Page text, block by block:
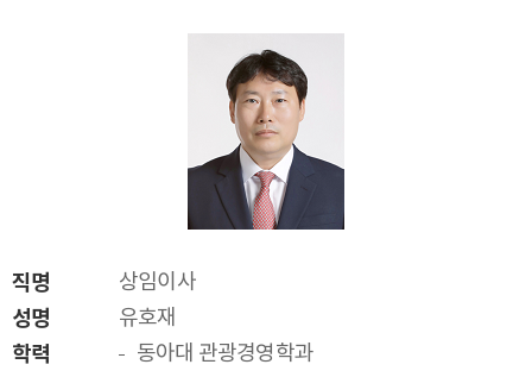
직명 상임이사
성명 유호재
학력 동아대 관광경영학과